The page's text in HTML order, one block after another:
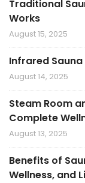
Traditional
Works
August 15, 2025
Infrared
August 14, 2025
Steam Room
Complete
August 13, 2025
Benefits of
Wellness, and